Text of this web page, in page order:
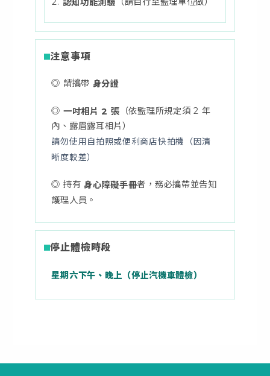
認知功能測驗
注意事項
◎ 請攜帶 身分證
◎ 一吋相片 2 張 （依監理所規定須 2 年
內、露眉露耳相片）
請勿使用自拍照或便利商店快拍機（因清
晰度較差）
◎ 持有身心障礙手冊者，務必攜帶並告知
護理人員。
停止體檢時段
星期六下午、晚上（停止汽機車體檢）